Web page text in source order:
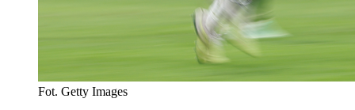
Fot. Getty Images